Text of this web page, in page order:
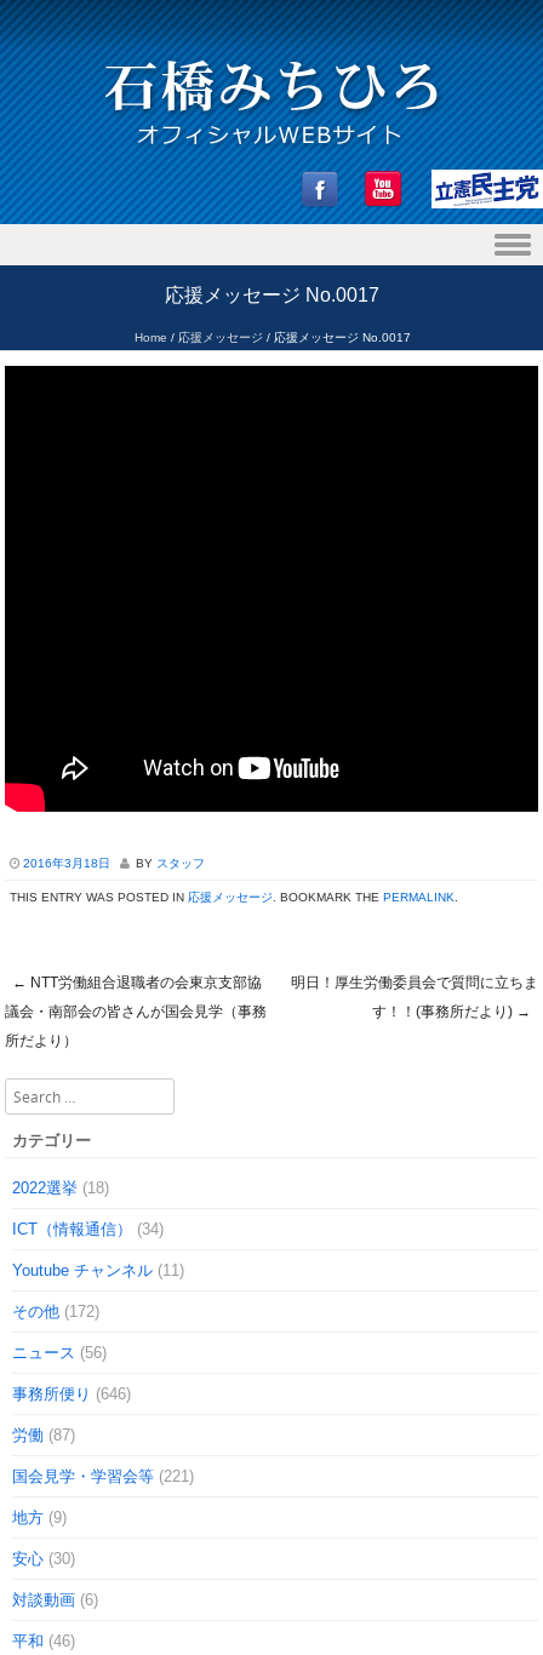
応援メッセージ No.0017
Home / 応援メッセージ / 応援メッセージ No.0017
2016年3月18日 BY スタッフ
THIS ENTRY WAS POSTED IN 応援メッセージ . BOOKMARK THE PERMALINK
Post navigation
← NTT労働組合退職者の会東京支部協
議会・南部会の皆さんが国会見学（事務
所だより）
明日！厚生労働委員会で質問に立ちま
す！！(事務所だより) →
Search
カテゴリー
2022選挙 (18)
ICT（情報通信） (34)
Youtube チャンネル (11)
その他 (172)
ニュース (56)
事務所便り (646)
労働 (87)
国会見学・学習会等 (221)
地方 (9)
安心 (30)
対談動画 (6)
平和 (46)